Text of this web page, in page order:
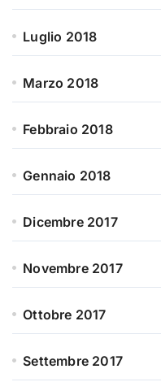
Luglio 2018
Marzo 2018
Febbraio 2018
Gennaio 2018
Dicembre 2017
Novembre 2017
Ottobre 2017
Settembre 2017